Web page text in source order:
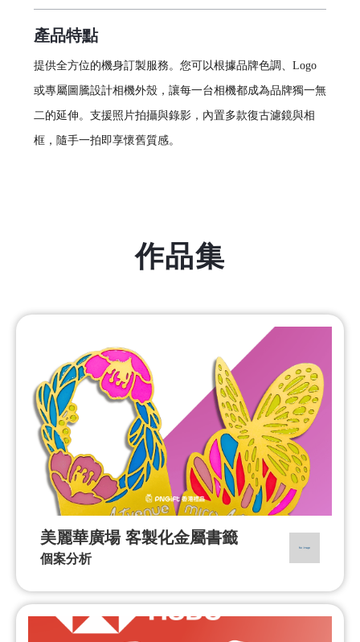
產品特點
提供全方位的機身訂製服務。您可以根據品牌色調、Logo
或專屬圖騰設計相機外殼，讓每一台相機都成為品牌獨一無
二的延伸。支援照片拍攝與錄影，內置多款復古濾鏡與相
框，隨手一拍即享懷舊質感。
作品集
美麗華廣場 客製化金屬書籤
個案分析